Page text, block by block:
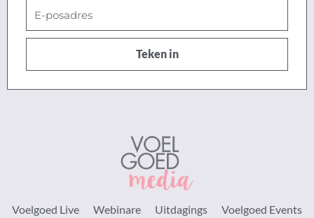
posadres
Teken in
Voelgoed Live Webinare Uitdagings Voelgoed Events